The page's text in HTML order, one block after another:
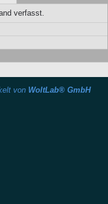
verfasst.
von WoltLab® GmbH